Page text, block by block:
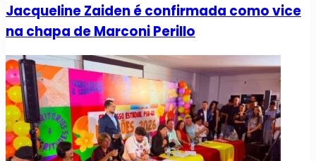
Jacqueline Zaiden é confirmada como vice
na chapa de Marconi Perillo